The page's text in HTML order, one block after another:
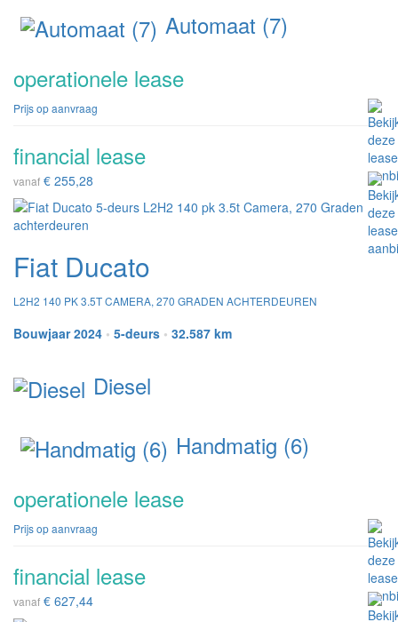
Automaat (7)
operationele lease
Prijs op aanvraag
financial lease
vanaf € 255,28
Fiat Ducato
L2H2 140 PK 3.5T CAMERA, 270 GRADEN ACHTERDEUREN
Bouwjaar 2024 • 5-deurs • 32.587 km
Diesel
Handmatig (6)
operationele lease
Prijs op aanvraag
financial lease
vanaf € 627,44